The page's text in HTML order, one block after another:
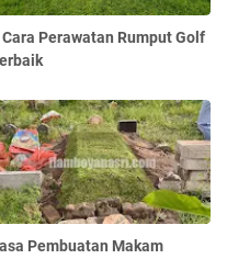
Cara Perawatan Rumput Golf
Pembuatan Makam